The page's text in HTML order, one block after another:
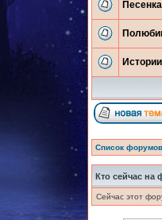
Список форумов
Кто сейчас на
Сейчас этот